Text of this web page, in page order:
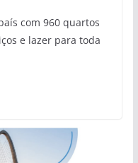
com 960 quartos
e lazer para toda